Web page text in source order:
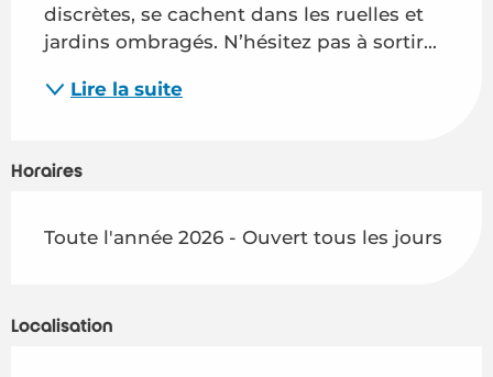
discrètes, se cachent dans les ruelles et
jardins ombragés. N’hésitez pas à sortir...
Lire la suite
Horaires
Toute l'année 2026 - Ouvert tous les jours
Localisation